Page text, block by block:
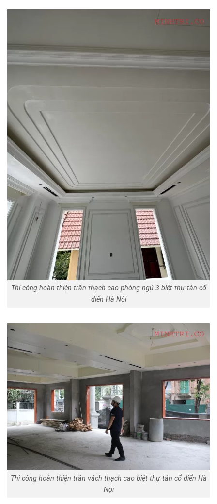
Thi công hoàn thiện trần thạch cao phòng ngủ 3 biệt thự tân cổ
điển Hà Nội
Thi công hoàn thiện trần vách thạch cao biệt thự tân cổ điển Hà
Nội